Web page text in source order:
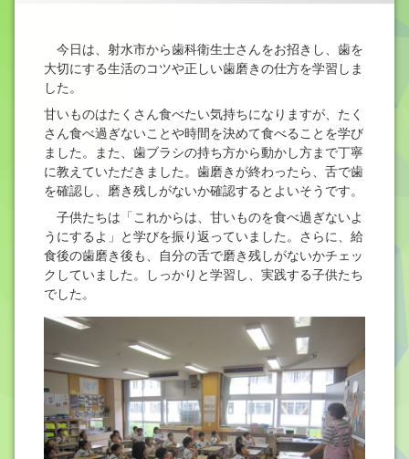
今日は、射水市から歯科衛生士さんをお招きし、歯を
大切にする生活のコツや正しい歯磨きの仕方を学習しま
した。
甘いものはたくさん食べたい気持ちになりますが、たく
さん食べ過ぎないことや時間を決めて食べることを学び
ました。また、歯ブラシの持ち方から動かし方まで丁寧
に教えていただきました。歯磨きが終わったら、舌で歯
を確認し、磨き残しがないか確認するとよいそうです。
子供たちは「これからは、甘いものを食べ過ぎないよ
うにするよ」と学びを振り返っていました。さらに、給
食後の歯磨き後も、自分の舌で磨き残しがないかチェッ
クしていました。しっかりと学習し、実践する子供たち
でした。